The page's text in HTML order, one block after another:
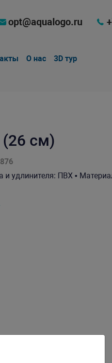
opt@aqualogo.ru
О нас 3D тур
см)
и удлинителя: ПВХ •